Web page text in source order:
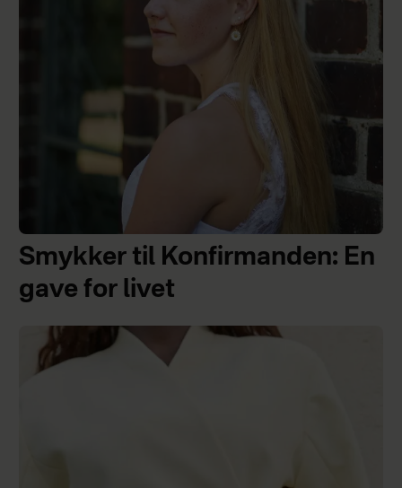
Smykker til Konfirmanden: En
gave for livet